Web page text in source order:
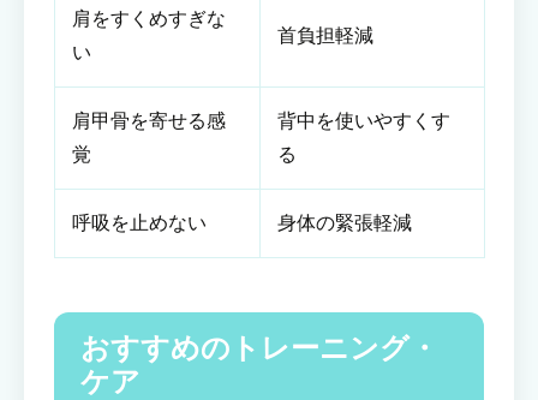
肩をすくめすぎな
い
首負担軽減
肩甲骨を寄せる感
覚
背中を使いやすくす
る
呼吸を止めない 身体の緊張軽減
おすすめのトレーニング・
ケア